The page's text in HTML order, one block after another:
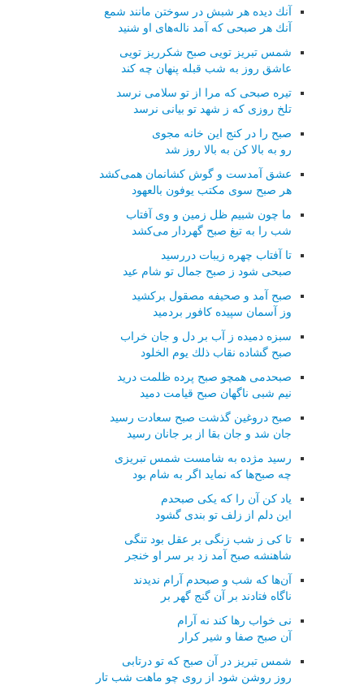
آنك دیده هر شبش در سوختن مانند شمع
آنك هر صبحی كه آمد ناله‌های او شنید
شمس تبریز تویی صبح شكرریز تویی
عاشق روز به شب قبله پنهان چه كند
تیره صبحی كه مرا از تو سلامی نرسد
تلخ روزی كه ز شهد تو بیانی نرسد
صبح را در كنج این خانه مجوی
رو به بالا كن به بالا روز شد
عشق آمدست و گوش كشانمان همی‌كشد
هر صبح سوی مكتب یوفون بالعهود
ما چون شبیم ظل زمین و وی آفتاب
شب را به تیغ صبح گهردار می‌كشد
تا آفتاب چهره زیبات دررسید
صبحی شود ز صبح جمال تو شام عید
صبح آمد و صحیفه مصقول بركشید
وز آسمان سپیده كافور بردمید
سبزه دمیده ز آب بر دل و جان خراب
صبح گشاده نقاب ذلك یوم الخلود
صبحدمی همچو صبح پرده ظلمت درید
نیم شبی ناگهان صبح قیامت دمید
صبح دروغین گذشت صبح سعادت رسید
جان شد و جان بقا از بر جانان رسید
رسید مژده به شامست شمس تبریزی
چه صبح‌ها كه نماید اگر به شام بود
یاد كن آن را كه یكی صبحدم
این دلم از زلف تو بندی گشود
تا كی ز شب زنگی بر عقل بود تنگی
شاهنشه صبح آمد زد بر سر او خنجر
آن‌ها كه شب و صبحدم آرام ندیدند
ناگاه فتادند بر آن گنج گهر بر
نی خواب رها كند نه آرام
آن صبح صفا و شیر كرار
شمس تبریز در آن صبح كه تو درتابی
روز روشن شود از روی چو ماهت شب تار